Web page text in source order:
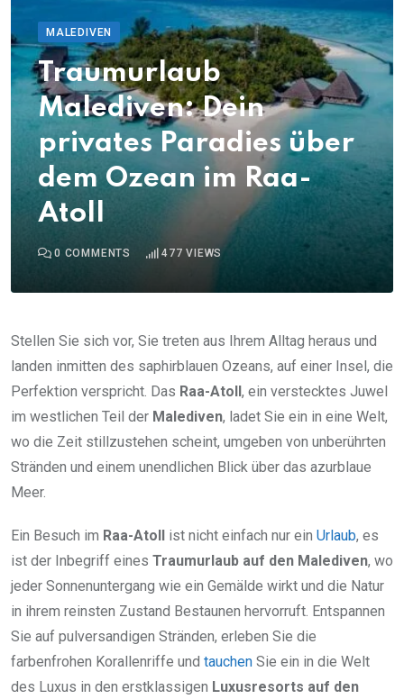
MALEDIVEN
Traumurlaub
Malediven: Dein
privates Paradies über
dem Ozean im Raa-
Atoll
0 COMMENTS 477 VIEWS
Stellen Sie sich vor, Sie treten aus Ihrem Alltag heraus und
landen inmitten des saphirblauen Ozeans, auf einer Insel, die
Perfektion verspricht. Das Raa-Atoll, ein verstecktes Juwel
im westlichen Teil der Malediven, ladet Sie ein in eine Welt,
wo die Zeit stillzustehen scheint, umgeben von unberührten
Stränden und einem unendlichen Blick über das azurblaue
Meer.
Ein Besuch im Raa-Atoll ist nicht einfach nur ein Urlaub, es
ist der Inbegriff eines Traumurlaub auf den Malediven, wo
jeder Sonnenuntergang wie ein Gemälde wirkt und die Natur
in ihrem reinsten Zustand Bestaunen hervorruft. Entspannen
Sie auf pulversandigen Stränden, erleben Sie die
farbenfrohen Korallenriffe und tauchen Sie ein in die Welt
des Luxus in den erstklassigen Luxusresorts auf den